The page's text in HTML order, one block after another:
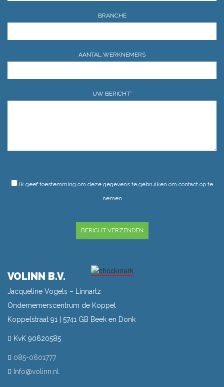
BRANCHE
AANTAL WERKNEMERS
UW BERICHT*
Ik geef toestemming om deze gegevens te gebruiken om contact op te
nemen
VOLINN B.V.
Jacqueline Vogels – Linnartz
Ondernemerscentrum de Koppel
Koppelstraat 91 | 5741 GB Beek en Donk
KvK 90620585
085-0601777
Info@volinn.nl